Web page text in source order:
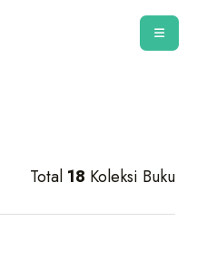
Total 18 Koleksi Buku